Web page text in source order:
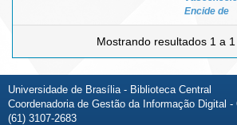
Encide de
Mostrando resultados 1 a 1
Universidade de Brasília - Biblioteca Central
Coordenadoria de Gestão da Informação Digital -
(61) 3107-2683